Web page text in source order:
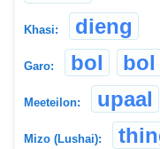
Khasi: dieng
Garo: bol bol
Meeteilon: upaal
Mizo (Lushai):